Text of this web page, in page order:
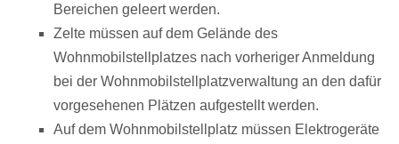
Bereichen geleert werden.
Zelte müssen auf dem Gelände des
Wohnmobilstellplatzes nach vorheriger Anmeldung
bei der Wohnmobilstellplatzverwaltung an den dafür
vorgesehenen Plätzen aufgestellt werden.
Auf dem Wohnmobilstellplatz müssen Elektrogeräte